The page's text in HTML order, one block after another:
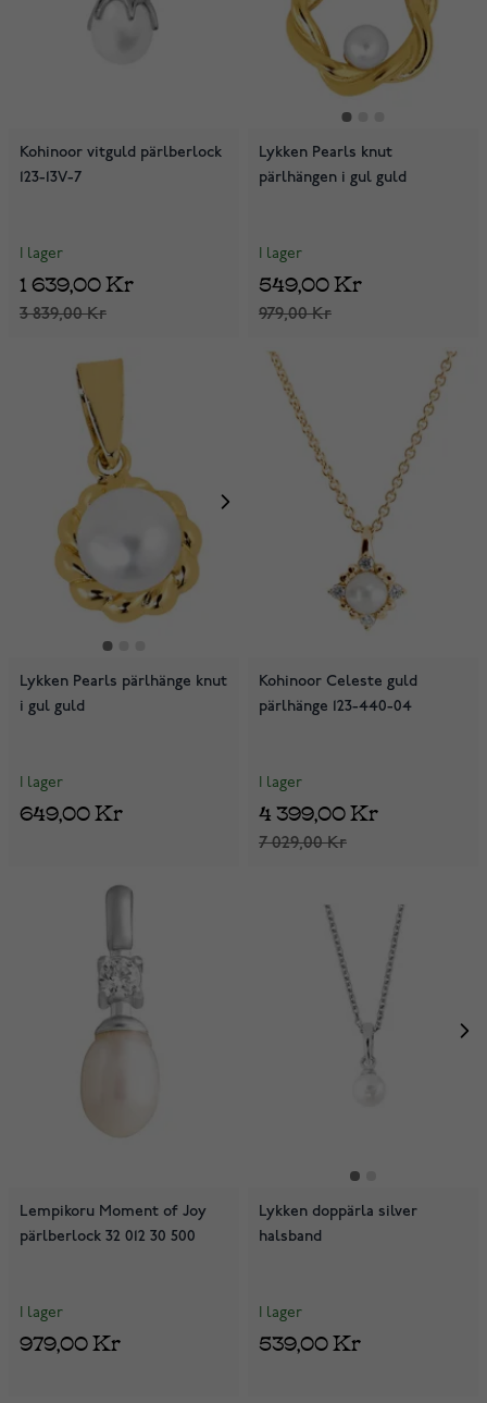
Kohinoor vitguld pärlberlock
123-13V-7
I lager
3 839,00 Kr
1 639,00 Kr
Lykken Pearls knut
pärlhängen i gul guld
I lager
979,00 Kr
549,00 Kr
Lykken Pearls pärlhänge knut
i gul guld
I lager
649,00 Kr
Kohinoor Celeste guld
pärlhänge 123-440-04
I lager
7 029,00 Kr
4 399,00 Kr
Lempikoru Moment of Joy
pärlberlock 32 012 30 500
I lager
979,00 Kr
Lykken doppärla silver
halsband
I lager
539,00 Kr